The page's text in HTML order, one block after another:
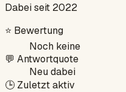
Dabei seit 2022
⭐ Bewertung
Noch keine
💬 Antwortquote
Neu dabei
🕒 Zuletzt aktiv